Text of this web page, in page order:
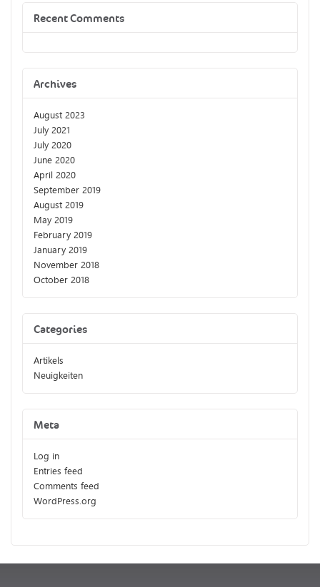
Recent Comments
Archives
August 2023
July 2021
July 2020
June 2020
April 2020
September 2019
August 2019
May 2019
February 2019
January 2019
November 2018
October 2018
Categories
Artikels
Neuigkeiten
Meta
Log in
Entries feed
Comments feed
WordPress.org